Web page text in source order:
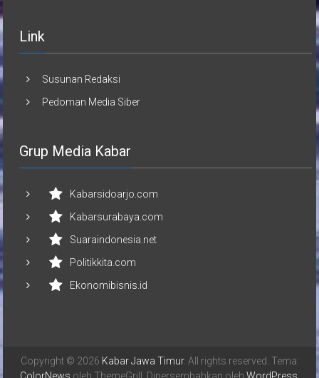
Link
Susunan Redaksi
Pedoman Media Siber
Grup Media Kabar
Kabarsidoarjo.com
Kabarsurabaya.com
Suaraindonesia.net
Politikkita.com
Ekonomibisnis.id
Copyright © 2026 Kabar Jawa Timur. All rights reserved. Tema: